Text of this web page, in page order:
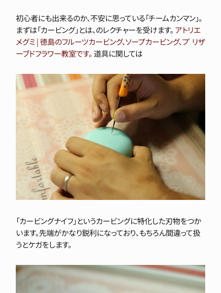
初心者にも出来るのか、不安に思っている「チームカンマン」。
まずは「カービング」とは、のレクチャーを受けます。 アトリエ
メグミ | 徳島のフルーツカービング、ソープカービング、フﾟリザ
ーブドフラワー教室です。道具に関しては
「カービングナイフ」というカービングに特化した刃物をつか
います。先端がかなり鋭利になっており、もちろん間違って扱
うとケガをします。